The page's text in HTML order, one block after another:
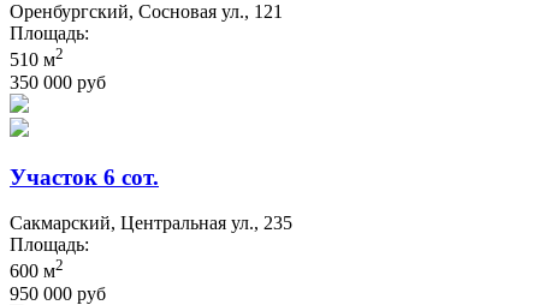
Оренбургский, Сосновая ул., 121
Площадь:
510 м2
350 000 руб
Участок 6 сот.
Сакмарский, Центральная ул., 235
Площадь:
600 м2
950 000 руб